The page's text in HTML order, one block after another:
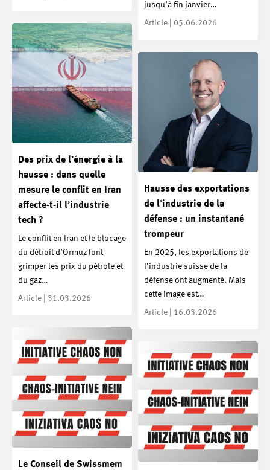
jusqu’à fin janvier…
Article | 05.06.2026
Des prix de l’énergie à la
hausse : dans quelle
mesure le conflit en Iran
affecte-t-il l’industrie
tech ?
Le conflit en Iran et le blocage
du détroit d’Ormuz font
grimper les prix du pétrole et
du gaz…
Article | 31.03.2026
Hausse des exportations
de l’industrie de la
défense : un instantané
trompeur
En 2025, les exportations de
l’industrie suisse de la
défense ont augmenté. Mais
cette image est…
Article | 16.03.2026
Le Conseil de Swissmem